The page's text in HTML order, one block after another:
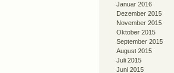
Januar 2016
Dezember 2015
November 2015
Oktober 2015
September 2015
August 2015
Juli 2015
Juni 2015